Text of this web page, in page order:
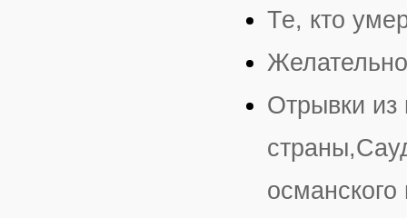
Те, кто
Отрывки из